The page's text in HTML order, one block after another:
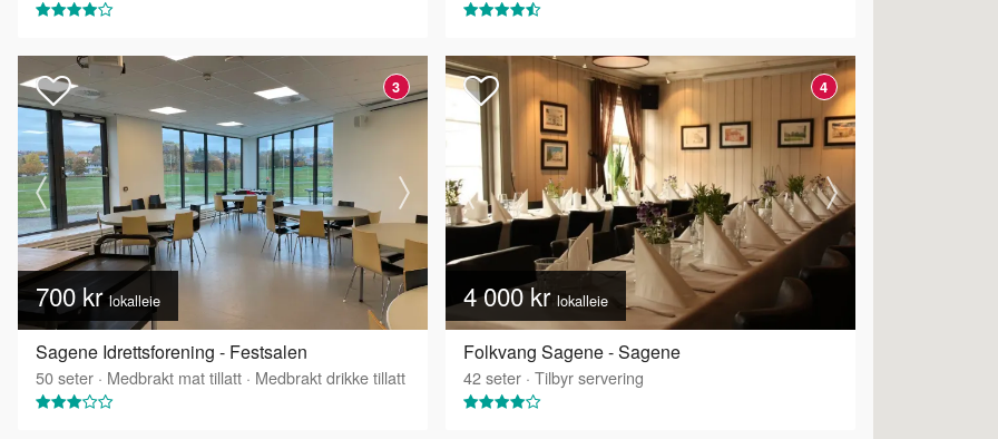
3
700 krlokalleie
Sagene Idrettsforening - Festsalen
50seter · Medbrakt mat tillatt · Medbrakt drikke tillatt
4
4 000 kr lokalleie
Folkvang Sagene - Sagene
42seter · Tilbyr servering